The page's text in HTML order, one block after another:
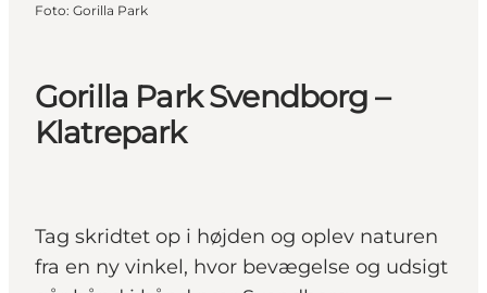
Gorilla Park Svendborg –
Klatrepark
Tag skridtet op i højden og oplev naturen
fra en ny vinkel, hvor bevægelse og udsigt
Foto: Gorilla Park